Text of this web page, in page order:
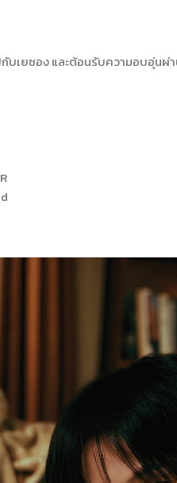
เยซอง และต้อนรับความอบอุ่นผ่